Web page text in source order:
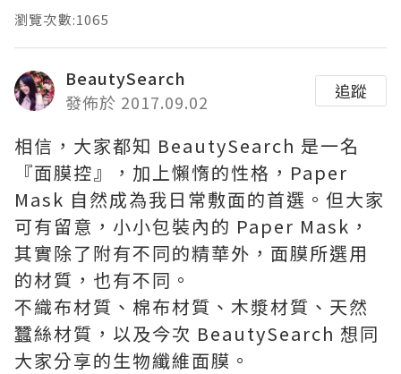
瀏覽次數:1065
BeautySearch
發佈於 2017.09.02
追蹤
相信，大家都知 BeautySearch 是一名
『面膜控』，加上懶惰的性格，Paper
Mask 自然成為我日常敷面的首選。但大家
可有留意，小小包裝內的 Paper Mask，
其實除了附有不同的精華外，面膜所選用
的材質，也有不同。
不織布材質、棉布材質、木漿材質、天然
蠶絲材質，以及今次 BeautySearch 想同
大家分享的生物纖維面膜。